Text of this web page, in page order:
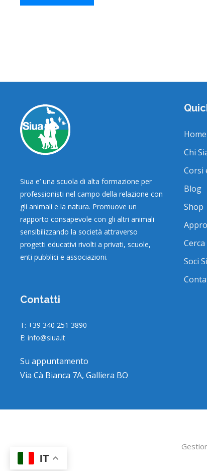
Siua e’ una scuola di alta formazione per
professionisti nel campo della relazione con
gli animali e la natura. Promuove un
rapporto consapevole con gli altri animali
sensibilizzando la società attraverso
progetti educativi rivolti a privati, scuole,
enti pubblici e associazioni.
Contatti
T: +39 340 251 3890
E: info@siua.it
Su appuntamento
Via Cà Bianca 7A, Galliera BO
Chi
Corsi
Blog
Shop
Soci
IT